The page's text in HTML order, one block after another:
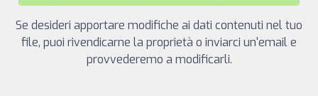
Se desideri apportare modifiche ai dati contenuti nel tuo
file, puoi rivendicarne la proprietà o inviarci un'email e
provvederemo a modificarli.